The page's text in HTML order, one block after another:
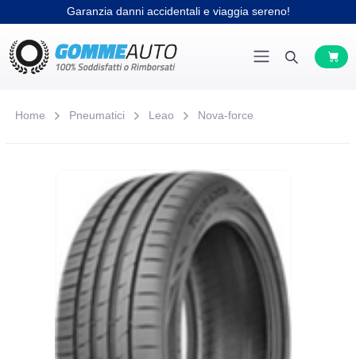
Garanzia danni accidentali e viaggia sereno!
Home Pneumatici Leao Nova-force